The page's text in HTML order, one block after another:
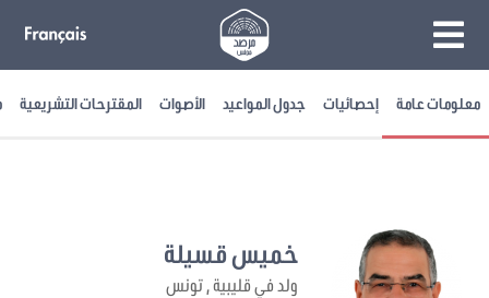
معلومات عامة إحصائيات جدول المواعيد الأصوات المقترحات التشريعية
خميس قسيلة
ولد في قليبية , تونس